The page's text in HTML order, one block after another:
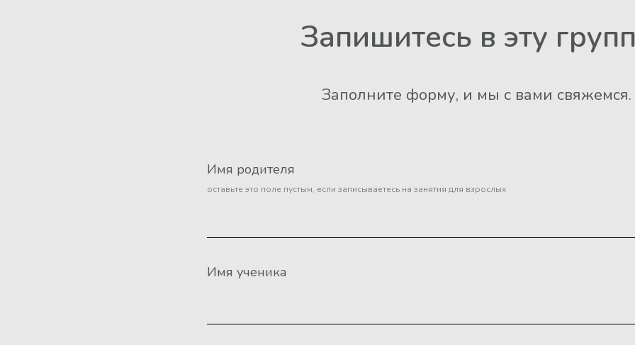
Запишитесь в эту
Заполните форму, и мы с вами свяжемся.
Имя родителя
оставьте это поле пустым, если записываетесь на занятия для взрослых
Имя ученика